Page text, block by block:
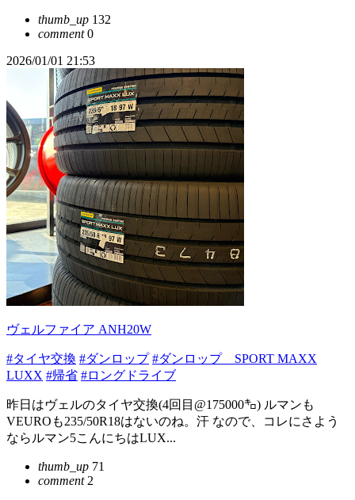
thumb_up 132
comment0
2026/01/01 21:53
ヴェルファイア ANH20W
#タイヤ交換 #ダンロップ #ダンロップ SPORT MAXX
LUXX #帰省 #ロングドライブ
昨日はヴェルのタイヤ交換(4回目@175000㌔) ルマンも
VEUROも235/50R18はないのね。汗 なので、コレにさよう
ならルマン5こんにちはLUX...
thumb_up 71
comment2